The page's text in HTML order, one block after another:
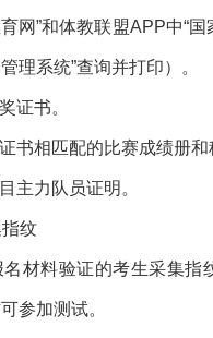
网”和体教联盟APP中“
理系统”查询并打印）。
证书。
书相匹配的比赛成绩册和
主力队员证明。
纹
名材料验证的考生采集指
参加测试。